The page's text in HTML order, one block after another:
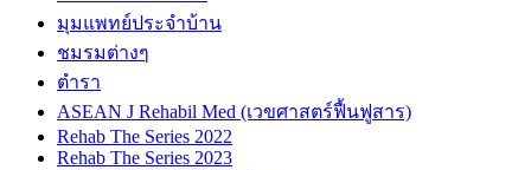
มุมแพทย์ประจำบ้าน
ชมรมต่างๆ
ตำรา
ASEAN J Rehabil Med (เวขศาสตร์ฟื้นฟูสาร)
Rehab The Series 2022
Rehab The Series 2023